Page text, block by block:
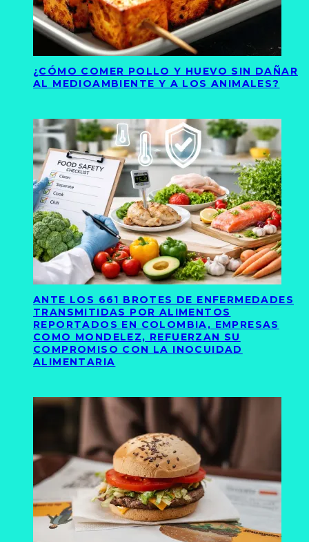
¿CÓMO COMER POLLO Y HUEVO SIN DAÑAR
AL MEDIOAMBIENTE Y A LOS ANIMALES?
ANTE LOS 661 BROTES DE ENFERMEDADES
TRANSMITIDAS POR ALIMENTOS
REPORTADOS EN COLOMBIA, EMPRESAS
COMO MONDELEZ, REFUERZAN SU
COMPROMISO CON LA INOCUIDAD
ALIMENTARIA